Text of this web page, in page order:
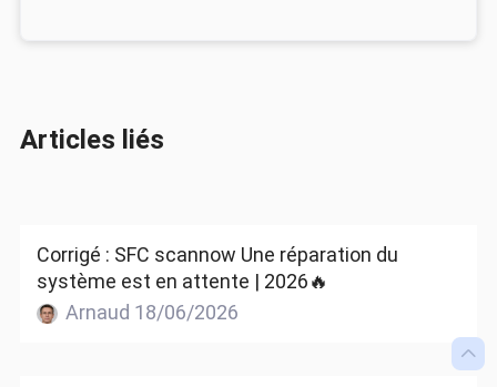

Articles liés
Corrigé : SFC scannow Une réparation du
système est en attente | 2026🔥
Arnaud 18/06/2026